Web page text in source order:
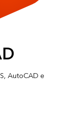
AutoCAD e